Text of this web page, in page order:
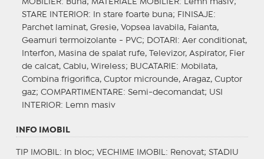
MOBILIER: Buna; MATERIALE MOBILIER: Lemn masiv;
STARE INTERIOR: In stare foarte buna; FINISAJE :
Parchet laminat, Gresie, Vopsea lavabila, Faianta,
Geamuri termoizolante - PVC;
DOTARI : Aer conditionat,
Interfon, Masina de spalat rufe, Televizor, Aspirator, Fier
de calcat, Cablu, Wireless; BUCATARIE : Mobilata,
Combina frigorifica, Cuptor microunde, Aragaz, Cuptor
gaz; COMPARTIMENTARE : Semi-decomandat; USI
INTERIOR: Lemn masiv
INFO IMOBIL
TIP IMOBIL : In bloc; VECHIME IMOBIL : Renovat; STADIU